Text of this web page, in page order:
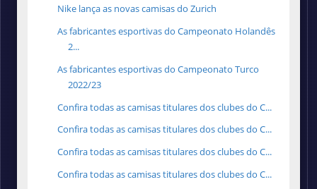
Nike lança as novas camisas do Zurich
As fabricantes esportivas do Campeonato Holandês
2...
As fabricantes esportivas do Campeonato Turco
2022/23
Confira todas as camisas titulares dos clubes do C...
Confira todas as camisas titulares dos clubes do C...
Confira todas as camisas titulares dos clubes do C...
Confira todas as camisas titulares dos clubes do C...